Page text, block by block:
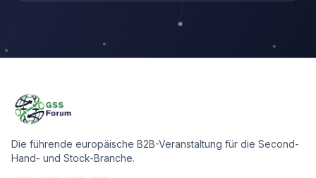
Die führende europäische B2B-Veranstaltung für die Second-
Hand- und Stock-Branche.